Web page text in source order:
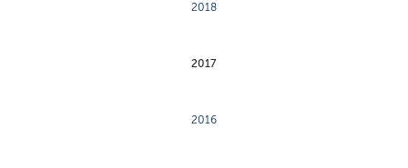
2018
2017
2016